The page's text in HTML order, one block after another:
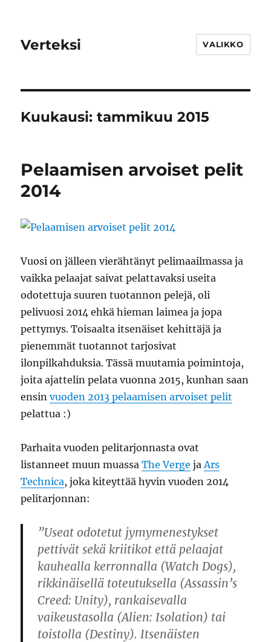
Verteksi VALIKKO
Kuukausi:tammikuu 2015
Pelaamisen arvoiset pelit
2014
Vuosi on jälleen vierähtänyt pelimaailmassa ja
vaikka pelaajat saivat pelattavaksi useita
odotettuja suuren tuotannon pelejä, oli
pelivuosi 2014 ehkä hieman laimea ja jopa
pettymys. Toisaalta itsenäiset kehittäjä ja
pienemmät tuotannot tarjosivat
ilonpilkahduksia. Tässä muutamia poimintoja,
joita ajattelin pelata vuonna 2015, kunhan saan
ensinvuoden 2013 pelaamisen arvoiset pelit
pelattua :)
Parhaita vuoden pelitarjonnasta ovat
listanneet muun muassaThe Verge jaArs
Technica, joka kiteyttää hyvin vuoden 2014
pelitarjonnan:
”Useat odotetut jymymenestykset
pettivät sekä kriitikot että pelaajat
kauhealla kerronnalla (Watch Dogs),
rikkinäisellä toteutuksella (Assassin’s
Creed: Unity), rankaisevalla
vaikeustasolla (Alien: Isolation) tai
toistolla (Destiny). Itsenäisten